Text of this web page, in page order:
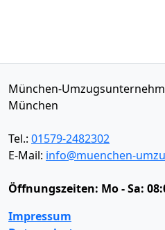
München-
München
Tel.: 01579-2482302
E-Mail: info@muenchen-
Öffnungszeiten: Mo - Sa:
Impressum